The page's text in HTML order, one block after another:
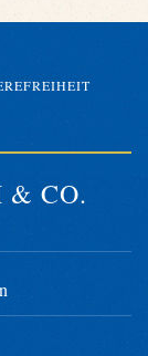
& CO.